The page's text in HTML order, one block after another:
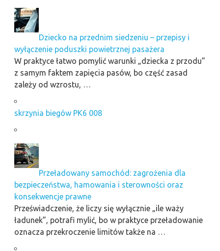
Dziecko na przednim siedzeniu – przepisy i
wyłączenie poduszki powietrznej pasażera
W praktyce łatwo pomylić warunki „dziecka z przodu”
z samym faktem zapięcia pasów, bo część zasad
zależy od wzrostu, …
skrzynia biegów PK6 008
Przeładowany samochód: zagrożenia dla
bezpieczeństwa, hamowania i sterowności oraz
konsekwencje prawne
Przeświadczenie, że liczy się wyłącznie „ile waży
ładunek”, potrafi mylić, bo w praktyce przeładowanie
oznacza przekroczenie limitów także na …